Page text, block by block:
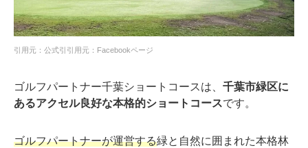
引用元：公式引引用元：Facebookページ
ゴルフパートナー千葉ショートコースは、 千葉市緑区に
あるアクセル良好な本格的ショートコースです。
ゴルフパートナーが運営する緑と自然に囲まれた本格林